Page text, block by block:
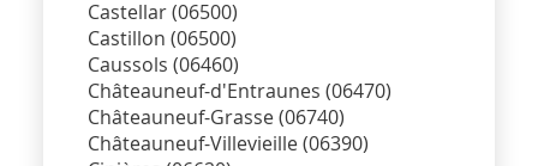
Castellar (06500)
Castillon (06500)
Caussols (06460)
Châteauneuf-d'Entraunes (06470)
Châteauneuf-Grasse (06740)
Châteauneuf-Villevieille (06390)